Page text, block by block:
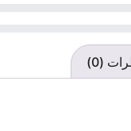
(0)